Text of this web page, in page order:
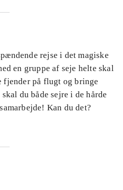
rejse i det magiske
en gruppe af seje helte skal
fjender på flugt og bringe
du både sejre i de hårde
Kan du det?